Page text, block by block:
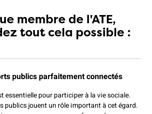
membre de l'ATE,
tout cela possible :
publics parfaitement connectés
essentielle pour participer à la vie sociale.
publics jouent un rôle important à cet égard.